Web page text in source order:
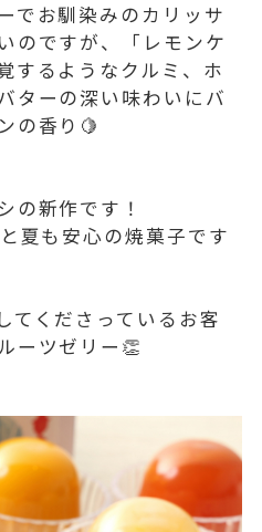
でお馴染みのカリッサ
のですが、「レモンケ
するようなクルミ、ホ
ターの深い味わいにバ
の香り🍋
の新作です！
夏も安心の焼菓子です
てくださっているお客
ーツゼリー👏